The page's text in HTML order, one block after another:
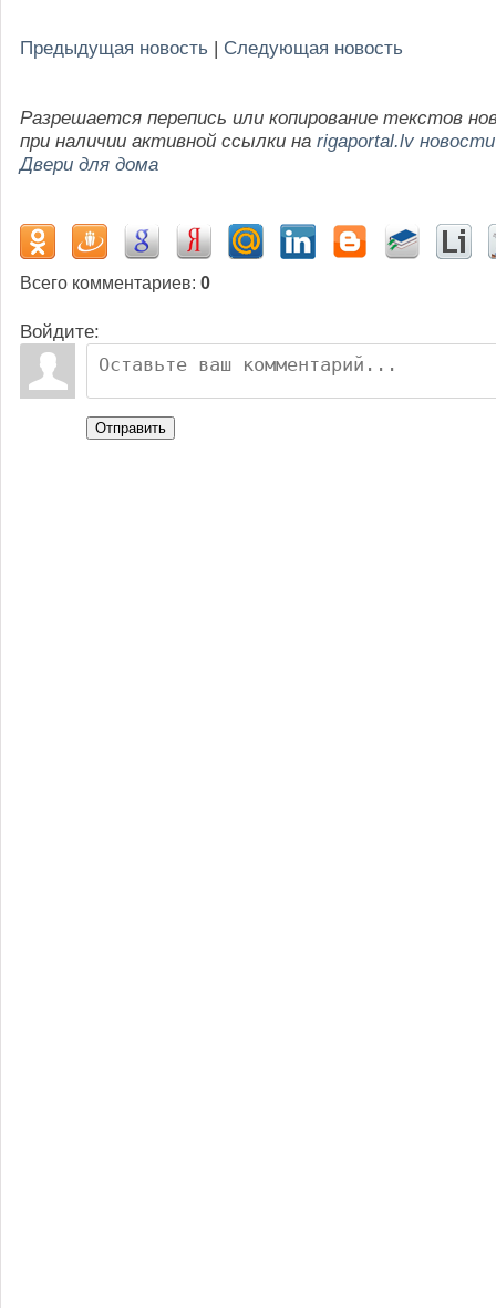
Предыдущая новость | Следующая новость
Разрешается перепись или копирование текстов
при наличии активной ссылки на rigaportal.lv новости
Двери для дома
Всего комментариев: 0
Войдите:
Отправить